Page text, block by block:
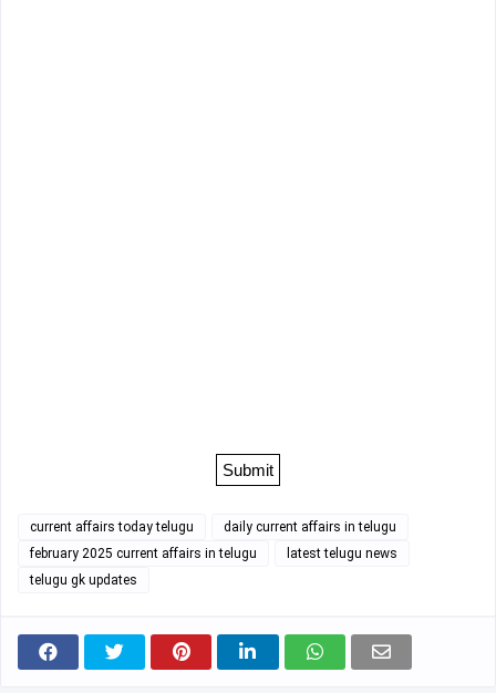
current affairs today telugu
daily current affairs in telugu
february 2025 current affairs in telugu
latest telugu news
telugu gk updates